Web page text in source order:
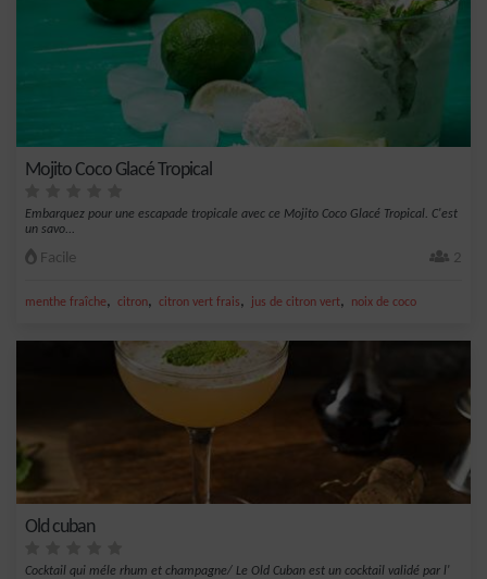
Mojito Coco Glacé Tropical
Embarquez pour une escapade tropicale avec ce Mojito Coco Glacé Tropical. C'est
un savo...
Facile 2
menthe fraîche, citron, citron vert frais, jus de citron vert, noix de coco
Old cuban
Cocktail qui méle rhum et champagne/ Le Old Cuban est un cocktail validé par l'